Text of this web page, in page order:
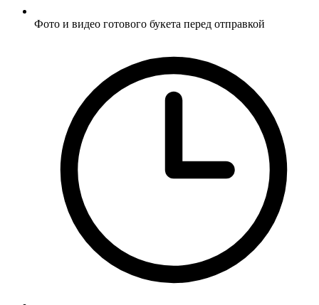
Фото и видео готового букета перед отправкой